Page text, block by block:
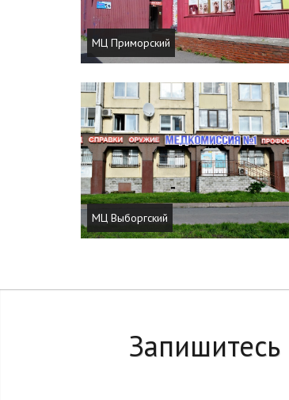
МЦ Приморский
МЦ Выборгский